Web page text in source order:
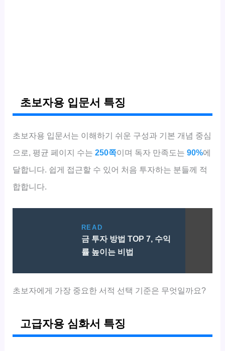
초보자용 입문서 특징
초보자용 입문서는 이해하기 쉬운 구성과 기본 개념 중심
으로, 평균 페이지 수는250쪽이며 독자 만족도는90%에
달합니다. 쉽게 접근할 수 있어 처음 투자하는 분들께 적
합합니다.
READ
금 투자 방법 TOP 7, 수익
률 높이는 비법
초보자에게 가장 중요한 서적 선택 기준은 무엇일까요?
고급자용 심화서 특징